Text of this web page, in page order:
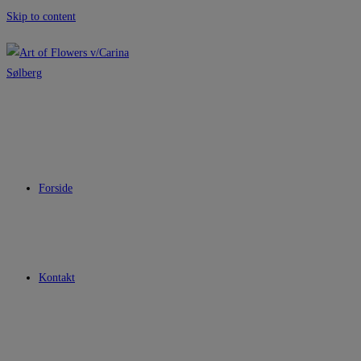
Skip to content
Forside
Kontakt